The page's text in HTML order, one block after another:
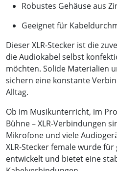
Robustes Gehäuse aus
Geeignet für
Dieser XLR-Stecker ist die
die Audiokabel selbst
möchten. Solide Materialien
sichern eine konstante
Alltag.
Ob im Musikunterricht, im
Bühne – XLR-Verbindungen
Mikrofone und viele
XLR-Stecker female wurde
entwickelt und bietet eine